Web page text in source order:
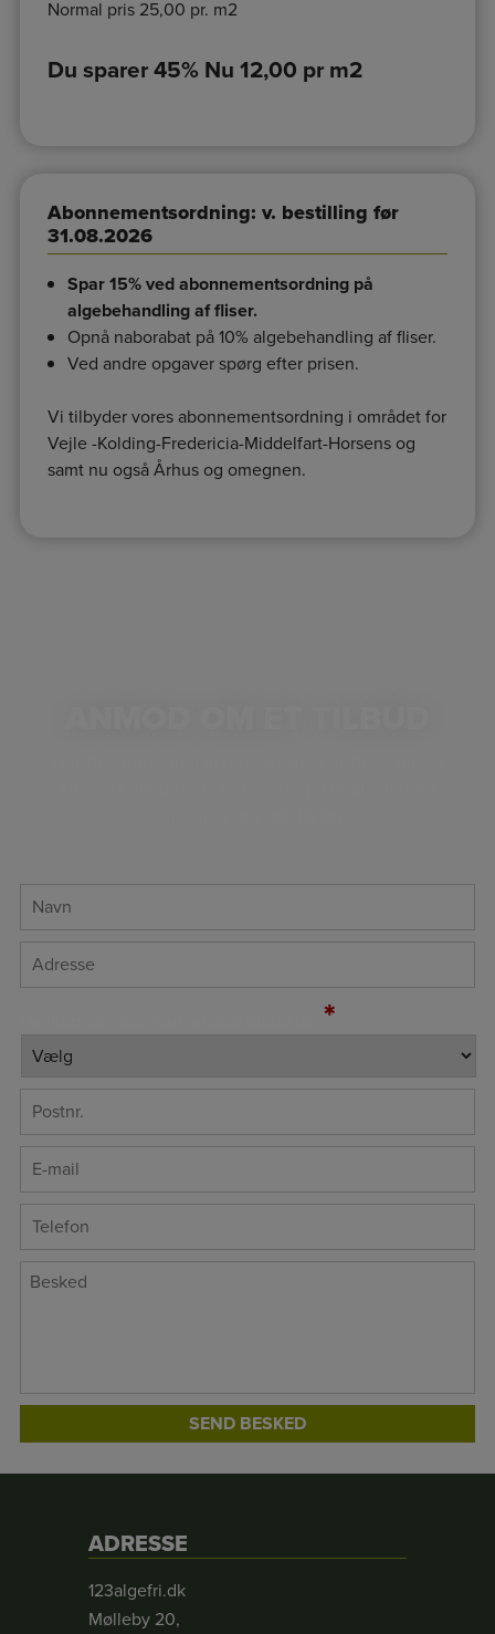
Normal pris 25,00 pr. m2
Du sparer 45% Nu 12,00 pr m2
Abonnementsordning: v. bestilling før
31.08.2026
Spar 15% ved abonnementsordning på
algebehandling af fliser.
Opnå naborabat på 10% algebehandling af fliser.
Ved andre opgaver spørg efter prisen.
Vi tilbyder vores abonnementsordning i området for
Vejle -Kolding-Fredericia-Middelfart-Horsens og
samt nu også Århus og omegnen.
Navn *
Adresse *
*
Postnr. *
E-
mail *
Telefon *
Besked *
ADRESSE
123algefri.dk
Mølleby 20,